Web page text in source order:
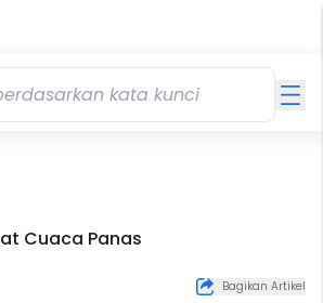
Cuaca Panas
Bagikan Artikel